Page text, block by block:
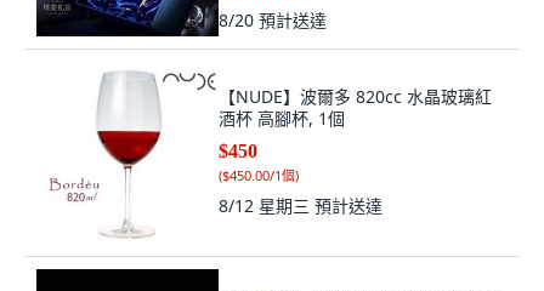
8/20 預計送達
【NUDE】波爾多 820cc 水晶玻璃紅
酒杯 高腳杯, 1個
$450
($450.00/1個)
8/12 星期三 預計送達